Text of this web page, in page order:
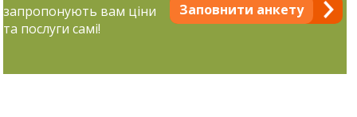
Заповнити анкету
запропонують вам ціни
та послуги самі!